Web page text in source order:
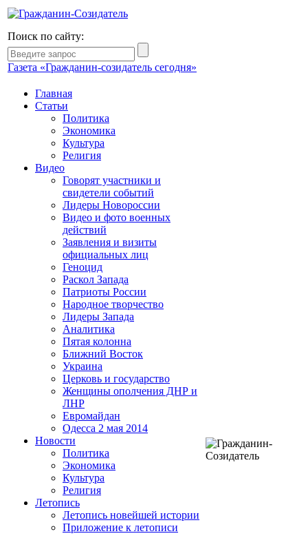
Поиск по сайту:
Газета «Гражданин-созидатель сегодня»
Главная
Статьи
Политика
Экономика
Культура
Религия
Видео
Говорят участники и
свидетели событий
Лидеры Новороссии
Видео и фото военных
действий
Заявления и визиты
официальных лиц
Геноцид
Раскол Запада
Патриоты России
Народное творчество
Лидеры Запада
Аналитика
Пятая колонна
Ближний Восток
Украина
Церковь и государство
Женщины ополчения ДНР и
ЛНР
Евромайдан
Одесса 2 мая 2014
Новости
Политика
Экономика
Культура
Религия
Летопись
Летопись новейшей истории
Приложение к летописи